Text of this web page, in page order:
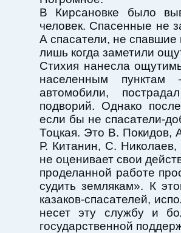
В Кирсановке было
человек. Спасенные не
А спасатели, не
лишь когда заметили
Стихия нанесла
населенным
автомобили,
подворий. Однако
если бы не спасатели-
Тоцкая. Это В. Покидов,
Р. Китанин, С.
не оценивает свои
проделанной работе
судить землякам». К
казаков-спасателей,
несет эту службу и
государственной